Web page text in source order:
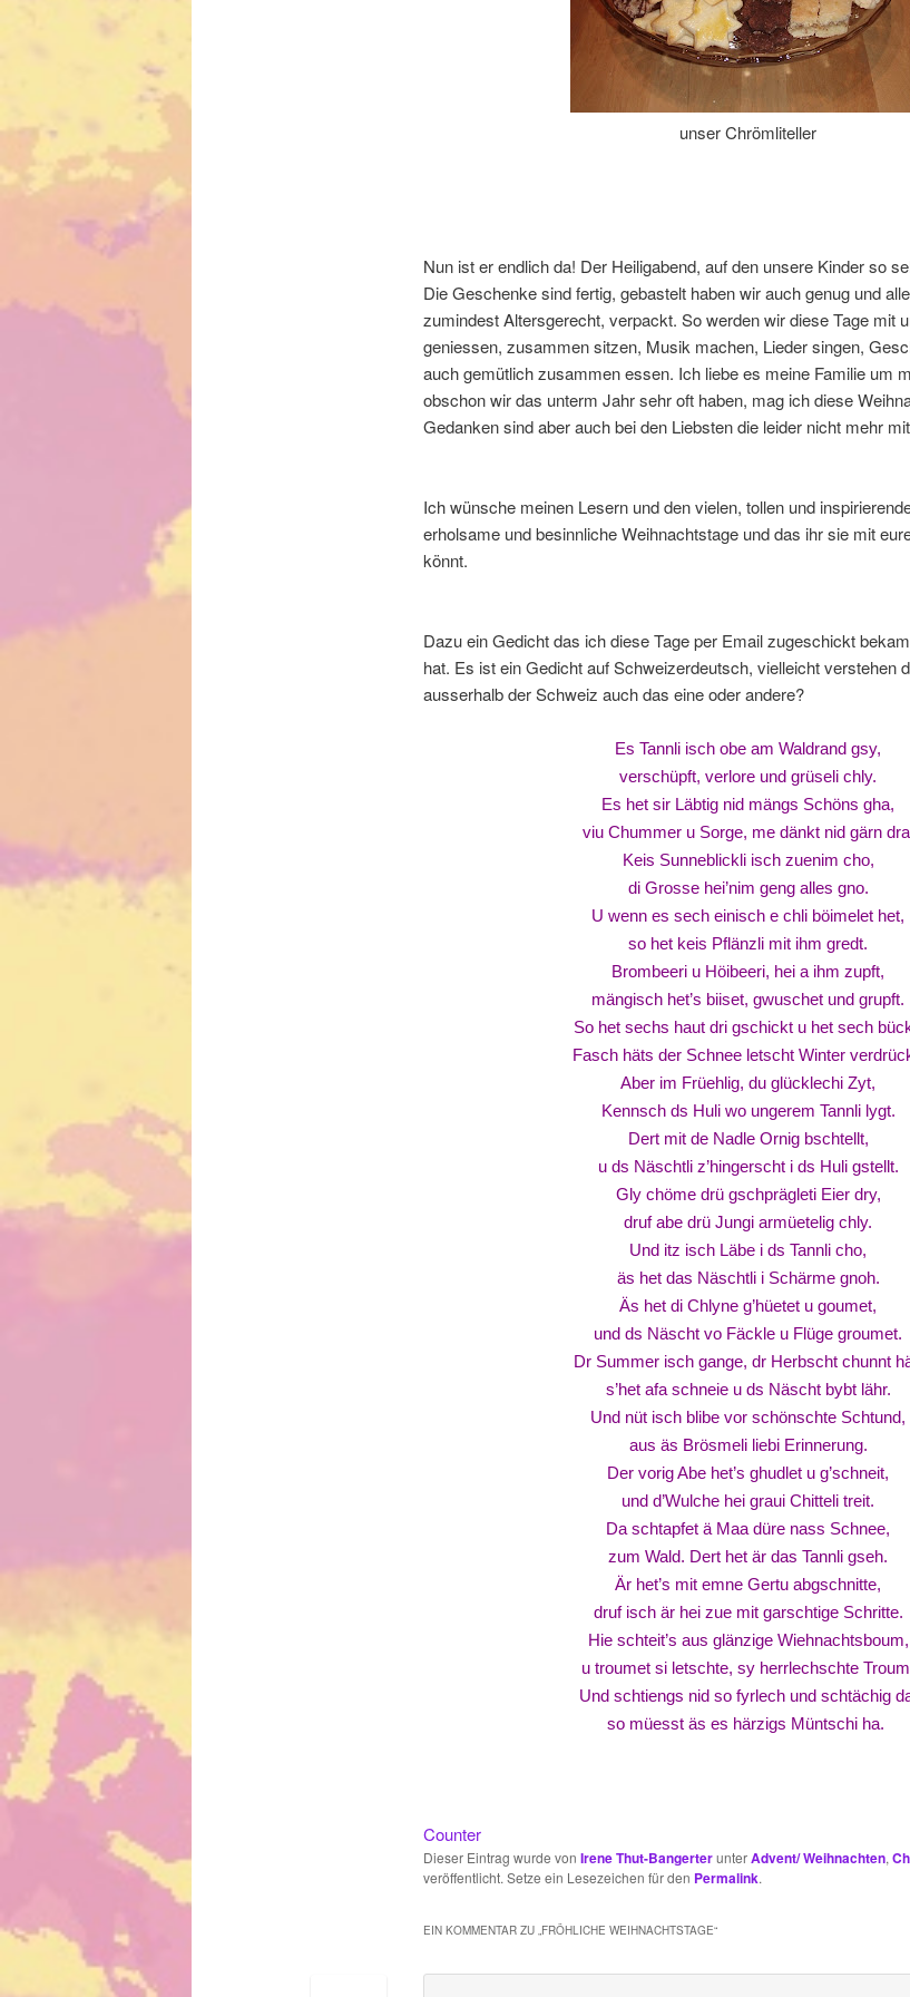
unser Chrömliteller
Nun ist er endlich da! Der Heiligabend, auf den unsere Kinder so
Die Geschenke sind fertig, gebastelt haben wir auch genug und
zumindest Altersgerecht, verpackt. So werden wir diese Tage mit
geniessen, zusammen sitzen, Musik machen, Lieder singen,
auch gemütlich zusammen essen. Ich liebe es meine Familie um
obschon wir das unterm Jahr sehr oft haben, mag ich diese
Gedanken sind aber auch bei den Liebsten die leider nicht mehr
Ich wünsche meinen Lesern und den vielen, tollen und
erholsame und besinnliche Weihnachtstage und das ihr sie mit
könnt.
Dazu ein Gedicht das ich diese Tage per Email zugeschickt
hat. Es ist ein Gedicht auf Schweizerdeutsch, vielleicht verstehen
ausserhalb der Schweiz auch das eine oder andere?
Es Tannli isch obe am Waldrand gsy,
verschüpft, verlore und grüseli chly.
Es het sir Läbtig nid mängs Schöns gha,
viu Chummer u Sorge, me dänkt nid gärn
Keis Sunneblickli isch zuenim cho,
di Grosse hei’nim geng alles gno.
U wenn es sech einisch e chli böimelet het,
so het keis Pflänzli mit ihm gredt.
Brombeeri u Höibeeri, hei a ihm zupft,
mängisch het’s biiset, gwuschet und grupft.
So het sechs haut dri gschickt u het sech
Fasch häts der Schnee letscht Winter
Aber im Früehlig, du glücklechi Zyt,
Kennsch ds Huli wo ungerem Tannli lygt.
Dert mit de Nadle Ornig bschtellt,
u ds Näschtli z’hingerscht i ds Huli gstellt.
Gly chöme drü gschprägleti Eier dry,
druf abe drü Jungi armüetelig chly.
Und itz isch Läbe i ds Tannli cho,
äs het das Näschtli i Schärme gnoh.
Äs het di Chlyne g’hüetet u goumet,
und ds Näscht vo Fäckle u Flüge groumet.
Dr Summer isch gange, dr Herbscht chunnt
s’het afa schneie u ds Näscht bybt lähr.
Und nüt isch blibe vor schönschte Schtund,
aus äs Brösmeli liebi Erinnerung.
Der vorig Abe het’s ghudlet u g’schneit,
und d’Wulche hei graui Chitteli treit.
Da schtapfet ä Maa düre nass Schnee,
zum Wald. Dert het är das Tannli gseh.
Är het’s mit emne Gertu abgschnitte,
druf isch är hei zue mit garschtige Schritte.
Hie schteit’s aus glänzige Wiehnachtsboum,
u troumet si letschte, sy herrlechschte
Und schtiengs nid so fyrlech und schtächig
so müesst äs es härzigs Müntschi ha.
Counter
Dieser Eintrag wurde von Irene Thut-BangerterunterAdvent/ Weihnachten,
veröffentlicht. Setze ein Lesezeichen für den Permalink.
EIN KOMMENTAR ZU „FRÖHLICHE WEIHNACHTSTAGE“